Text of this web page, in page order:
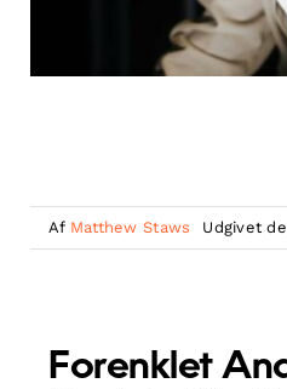
Af Matthew Staws Udgivet
Forenklet